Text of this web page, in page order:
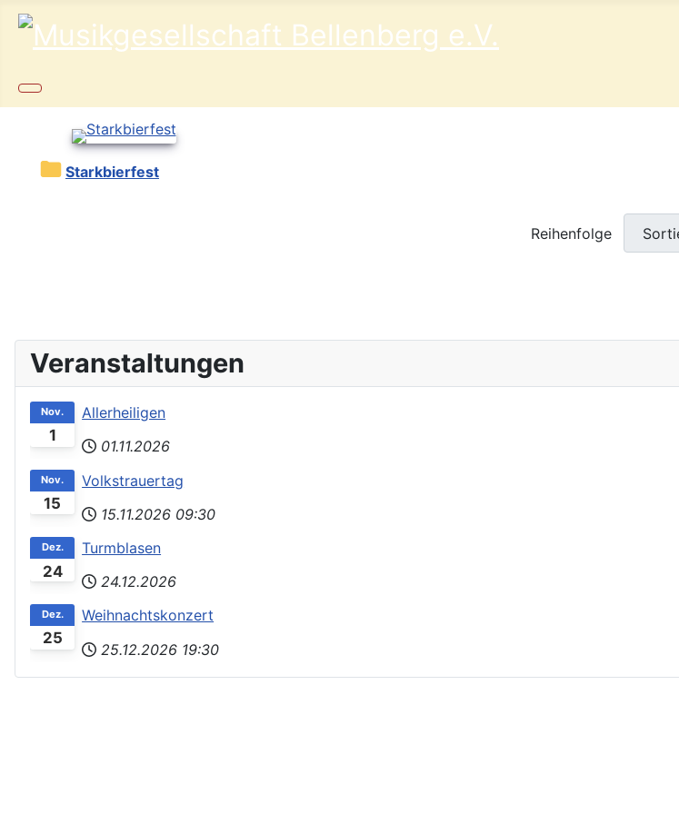
Starkbierfest
Reihenfolge
Veranstaltungen
1
Nov.
Allerheiligen
01.11.2026
15
Nov.
Volkstrauertag
15.11.2026 09:30
24
Dez.
Turmblasen
24.12.2026
25
Dez.
Weihnachtskonzert
25.12.2026 19:30